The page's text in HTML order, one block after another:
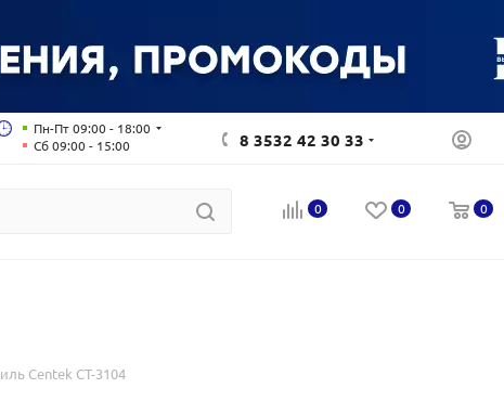
Пн-Пт 09:00 - 18:00
Сб 09:00 - 15:00
8 3532 42 30 33
0 0 0
Centek CT-3104